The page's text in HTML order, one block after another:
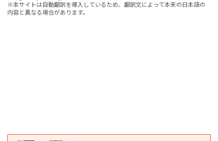
※本サイトは自動翻訳を導入しているため、翻訳文によって本来の日本語の
内容と異なる場合があります。